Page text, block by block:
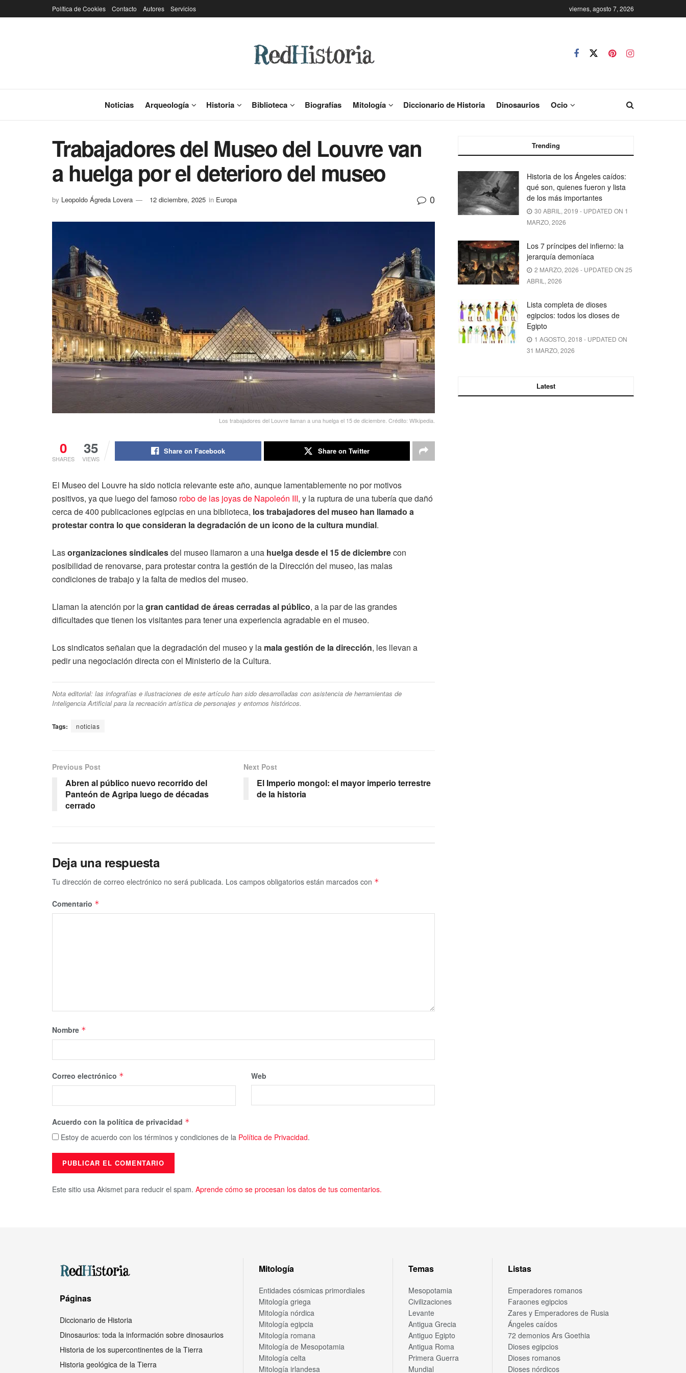
Política de Cookies Contacto Autores Servicios viernes, agosto 7, 2026
Noticias Arqueología Historia Biblioteca Biografías Mitología Diccionario de Historia Dinosaurios Ocio
Trabajadores del Museo del Louvre van
a huelga por el deterioro del museo
by Leopoldo Ágreda Lovera 12 diciembre, 2025 in Europa 0
Los trabajadores del Louvre llaman a una huelga el 15 de diciembre. Crédito: WIkipedia.
0
SHARES
35
VIEWS
Share on Facebook Share on Twitter
El Museo del Louvre ha sido noticia relevante este año, aunque lamentablemente no por motivos
positivos, ya que luego del famoso robo de las joyas de Napoleón III, y la ruptura de una tubería que dañó
cerca de 400 publicaciones egipcias en una biblioteca, los trabajadores del museo han llamado a
protestar contra lo que consideran la degradación de un icono de la cultura mundial.
Lasorganizaciones sindicalesdel museo llamaron a una huelga desde el 15 de diciembrecon
posibilidad de renovarse, para protestar contra la gestión de la Dirección del museo, las malas
condiciones de trabajo y la falta de medios del museo.
Llaman la atención por lagran cantidad de áreas cerradas al público, a la par de las grandes
dificultades que tienen los visitantes para tener una experiencia agradable en el museo.
Los sindicatos señalan que la degradación del museo y la mala gestión de la dirección, les llevan a
pedir una negociación directa con el Ministerio de la Cultura.
Nota editorial: las infografías e ilustraciones de este artículo han sido desarrolladas con asistencia de herramientas de
Inteligencia Artificial para la recreación artística de personajes y entornos históricos.
Tags: noticias
Previous Post
Abren al público nuevo recorrido del
Panteón de Agripa luego de décadas
cerrado
Next Post
El Imperio mongol: el mayor imperio terrestre
de la historia
Deja una respuesta
Tu dirección de correo electrónico no será publicada. Los campos obligatorios están marcados con *
Comentario *
Nombre *
Correo electrónico * Web
Acuerdo con la política de privacidad *
Estoy de acuerdo con los términos y condiciones de la Política de Privacidad.
Este sitio usa Akismet para reducir el spam. Aprende cómo se procesan los datos de tus comentarios.
Trending
Historia de los Ángeles caídos:
qué son, quienes fueron y lista
de los más importantes
30 ABRIL, 2019 - UPDATED ON 1
MARZO, 2026
Los 7 príncipes del infierno: la
jerarquía demoníaca
2 MARZO, 2026 - UPDATED ON 25
ABRIL, 2026
Lista completa de dioses
egipcios: todos los dioses de
Egipto
1 AGOSTO, 2018 - UPDATED ON
31 MARZO, 2026
Latest
Páginas
Diccionario de Historia
Dinosaurios: toda la información sobre dinosaurios
Historia de los supercontinentes de la Tierra
Historia geológica de la Tierra
Mitología
Entidades cósmicas primordiales
Mitología griega
Mitología nórdica
Mitología egipcia
Mitología romana
Mitología de Mesopotamia
Mitología celta
Mitología irlandesa
Temas
Mesopotamia
Civilizaciones
Levante
Antigua Grecia
Antiguo Egipto
Antigua Roma
Primera Guerra
Mundial
Listas
Emperadores romanos
Faraones egipcios
Zares y Emperadores de Rusia
Ángeles caídos
72 demonios Ars Goethia
Dioses egipcios
Dioses romanos
Dioses nórdicos